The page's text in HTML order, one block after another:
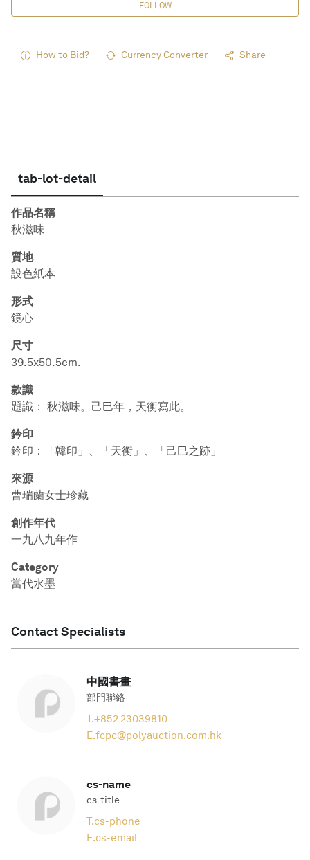
FOLLOW
How to Bid? Currency Converter Share
tab-lot-detail
作品名稱
秋滋味
質地
設色紙本
形式
鏡心
尺寸
39.5x50.5cm.
款識
題識： 秋滋味。己巳年，天衡寫此。
鈐印
鈐印：「韓印」、「天衡」、「己巳之跡」
來源
曹瑞蘭女士珍藏
創作年代
一九八九年作
Category
當代水墨
Contact Specialists
中國書畫
部門聯絡
T.+852 23039810
E.fcpc@polyauction.com.hk
cs-name
cs-title
T.cs-phone
E.cs-email